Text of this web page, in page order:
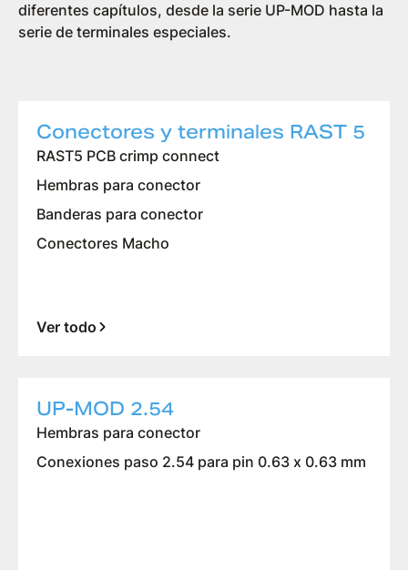
diferentes capítulos, desde la serie UP-MOD hasta la
serie de terminales especiales.
Conectores y terminales RAST 5
RAST5 PCB crimp connect
Hembras para conector
Banderas para conector
Conectores Macho
Ver todo
UP-MOD 2.54
Hembras para conector
Conexiones paso 2.54 para pin 0.63 x 0.63 mm